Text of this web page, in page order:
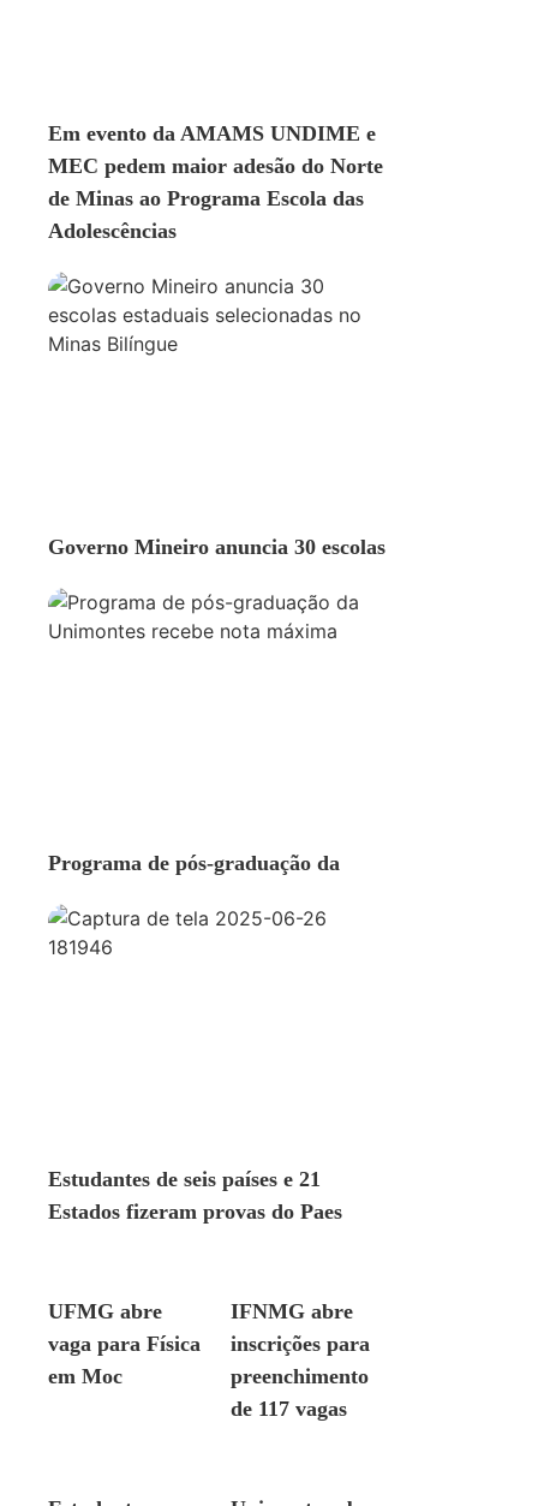
Em evento da AMAMS UNDIME e
MEC pedem maior adesão do Norte
de Minas ao Programa Escola das
Adolescências
Governo Mineiro anuncia 30 escolas
Programa de pós-graduação da
Estudantes de seis países e 21
Estados fizeram provas do Paes
UFMG abre
vaga para Física
em Moc
IFNMG abre
inscrições para
preenchimento
de 117 vagas